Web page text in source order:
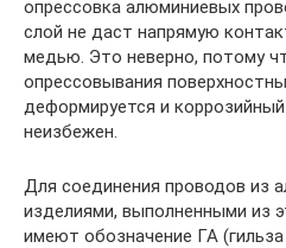
опрессовка алюминиевых
слой не даст напрямую
медью. Это неверно, потому
опрессовывания
деформируется и
неизбежен.
Для соединения проводов из
изделиями, выполненными из
имеют обозначение ГА